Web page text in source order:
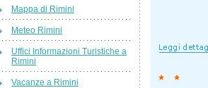
Mappa di Rimini
Meteo Rimini
Uffici Informazioni Turistiche a
Rimini
Vacanze a Rimini